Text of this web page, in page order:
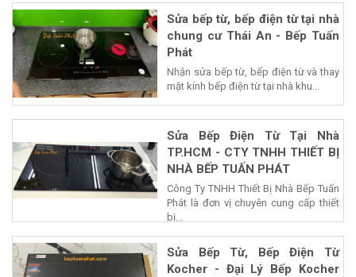
Sửa bếp từ, bếp điện từ tại nhà
chung cư Thái An - Bếp Tuấn
Phát
Nhận sửa bếp từ, bếp điện từ và thay
mặt kính bếp điện từ tại nhà khu...
Sửa Bếp Điện Từ Tại Nhà
TP.HCM - CTY TNHH THIẾT BỊ
NHÀ BẾP TUẤN PHÁT
Công Ty TNHH Thiết Bị Nhà Bếp Tuấn
Phát là đơn vị chuyên cung cấp thiết
bị...
Sửa Bếp Từ, Bếp Điện Từ
Kocher - Đại Lý Bếp Kocher